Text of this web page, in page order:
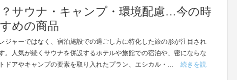
サウナ・キャンプ・環境配慮…今の時
めの商品
ジャーではなく、宿泊施設での過ごし方に特化した旅の形が注目され
。人気が続くサウナを併設するホテルや旅館での宿泊や、密にならな
ドアやキャンプの要素を取り入れたプラン、エシカル・...
続きを読